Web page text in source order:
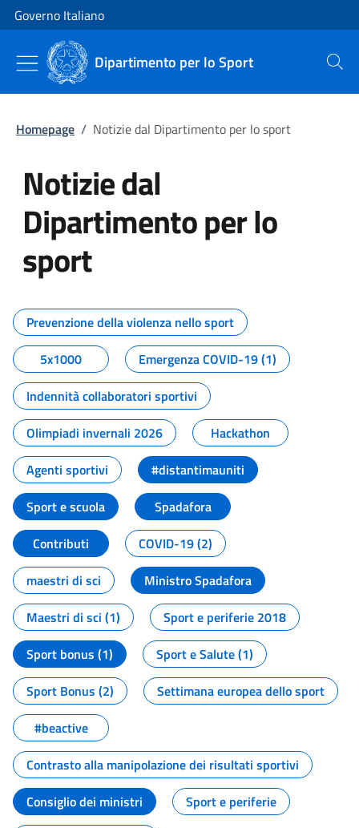
Vai al contenuto
Vai alla navigazione del sito
Governo Italiano
Dipartimento per lo Sport Cerca
Homepage / Notizie dal Dipartimento per lo sport
Notizie dal
Dipartimento per lo
sport
Tutti i contenuti della pagina
Prevenzione della violenza nello sport
5x1000
Emergenza COVID-19 (1)
Indennità collaboratori sportivi
Olimpiadi invernali 2026
Hackathon
Agenti sportivi
#distantimauniti
Sport e scuola
Spadafora
Contributi
COVID-19 (2)
maestri di sci
Ministro Spadafora
Maestri di sci (1)
Sport e periferie 2018
Sport bonus (1)
Sport e Salute (1)
Sport Bonus (2)
Settimana europea dello sport
#beactive
Contrasto alla manipolazione dei risultati sportivi
Consiglio dei ministri
Sport e periferie